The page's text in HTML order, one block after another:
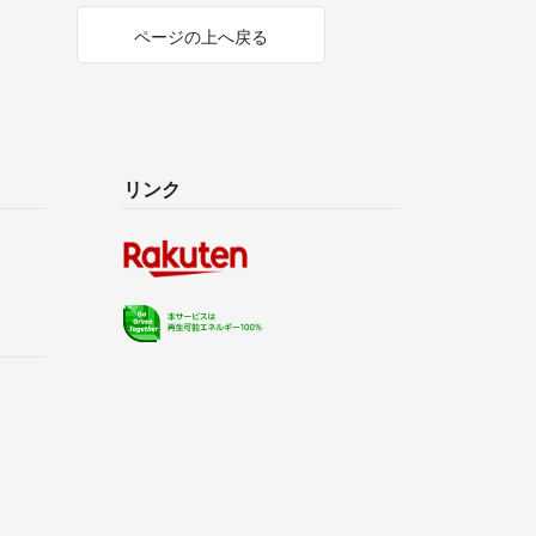
ページの上へ戻る
リンク